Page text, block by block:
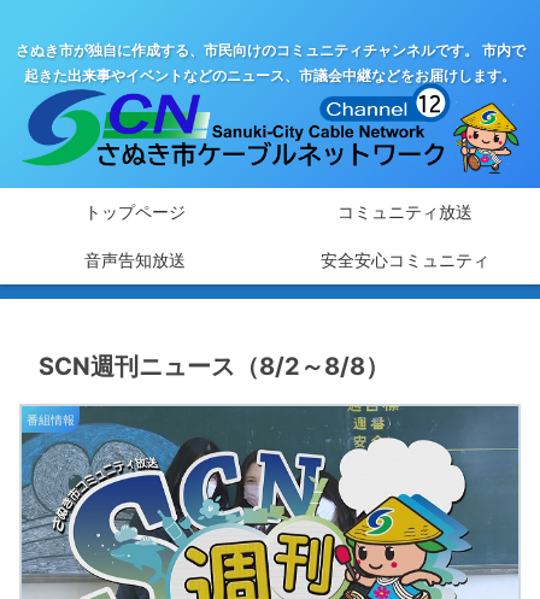
さぬき市が独自に作成する、市民向けのコミュニティチャンネルです。 市内で
起きた出来事やイベントなどのニュース、市議会中継などをお届けします。
トップページ コミュニティ放送
音声告知放送 安全安心コミュニティ
SCN週刊ニュース（8/2～8/8）
番組情報